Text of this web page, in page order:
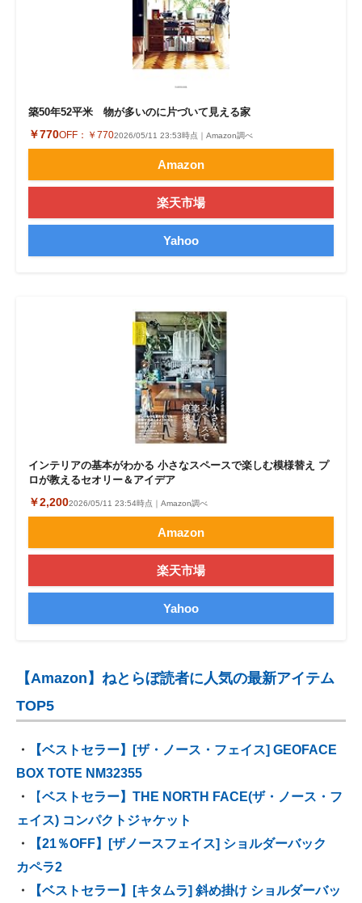
築50年52平米 物が多いのに片づいて見える家
￥770OFF： ￥7702026/05/11 23:53時点｜Amazon調べ
Amazon
楽天市場
Yahoo
インテリアの基本がわかる 小さなスペースで楽しむ模様替え プ
ロが教えるセオリー＆アイデア
￥2,2002026/05/11 23:54時点｜Amazon調べ
Amazon
楽天市場
Yahoo
【Amazon】ねとらぼ読者に人気の最新アイテム
TOP5
・
【ベストセラー】[ザ・ノース・フェイス] GEOFACE
BOX TOTE NM32355
・
【ベストセラー】THE NORTH FACE(ザ・ノース・フ
ェイス) コンパクトジャケット
・
【21％OFF】[ザノースフェイス] ショルダーバック
カペラ2
・
【ベストセラー】[キタムラ] 斜め掛け ショルダーバッ